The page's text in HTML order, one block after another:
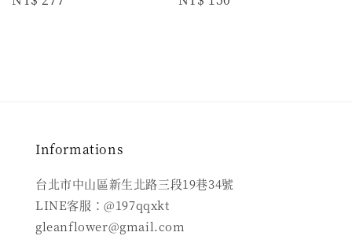
Informations
台北市中山區新生北路三段19巷34號
LINE客服：@197qqxkt
gleanflower@gmail.com